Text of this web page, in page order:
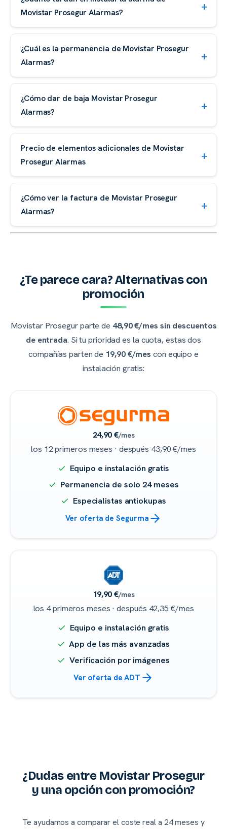
Movistar Prosegur Alarmas?
¿Cuál es la permanencia de Movistar Prosegur
Alarmas?
¿Cómo dar de baja Movistar Prosegur
Alarmas?
Precio de elementos adicionales de Movistar
Prosegur Alarmas
¿Cómo ver la factura de Movistar Prosegur
Alarmas?
¿Te parece cara? Alternativas con
promoción
Movistar Prosegur parte de 48,90 €/mes sin descuentos
de entrada. Si tu prioridad es la cuota, estas dos
compañías parten de 19,90 €/mes con equipo e
instalación gratis:
24,90 €/mes
los 12 primeros meses · después 43,90 €/mes
Equipo e instalación gratis
Permanencia de solo 24 meses
Especialistas antiokupas
Ver oferta de Segurma
19,90 €/mes
los 4 primeros meses · después 42,35 €/mes
Equipo e instalación gratis
App de las más avanzadas
Verificación por imágenes
Ver oferta de ADT
¿Dudas entre Movistar Prosegur
y una opción con promoción?
Te ayudamos a comparar el coste real a 24 meses y